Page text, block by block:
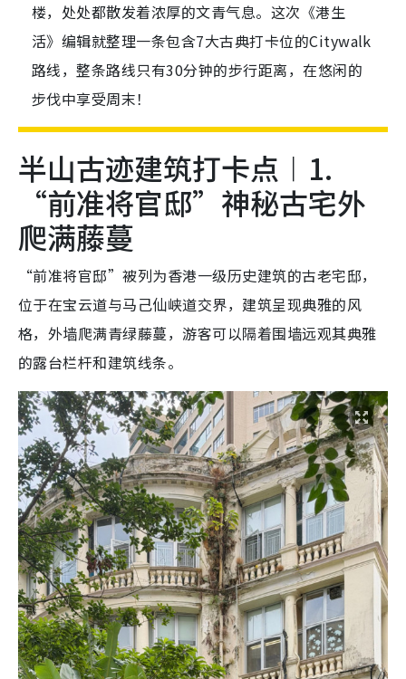
楼，处处都散发着浓厚的文青气息。这次《港生
活》编辑就整理一条包含7大古典打卡位的Citywalk
路线，整条路线只有30分钟的步行距离，在悠闲的
步伐中享受周末！
半山古迹建筑打卡点︱1.
“前准将官邸”神秘古宅外
爬满藤蔓
“前准将官邸”被列为香港一级历史建筑的古老宅邸，
位于在宝云道与马己仙峡道交界，建筑呈现典雅的风
格，外墙爬满青绿藤蔓，游客可以隔着围墙远观其典雅
的露台栏杆和建筑线条。